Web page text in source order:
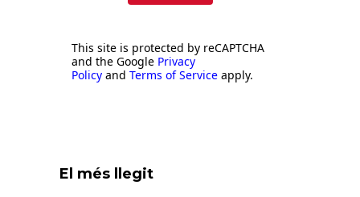
This site is protected by reCAPTCHA
and the Google Privacy
Policy and Terms of Service apply.
El més llegit